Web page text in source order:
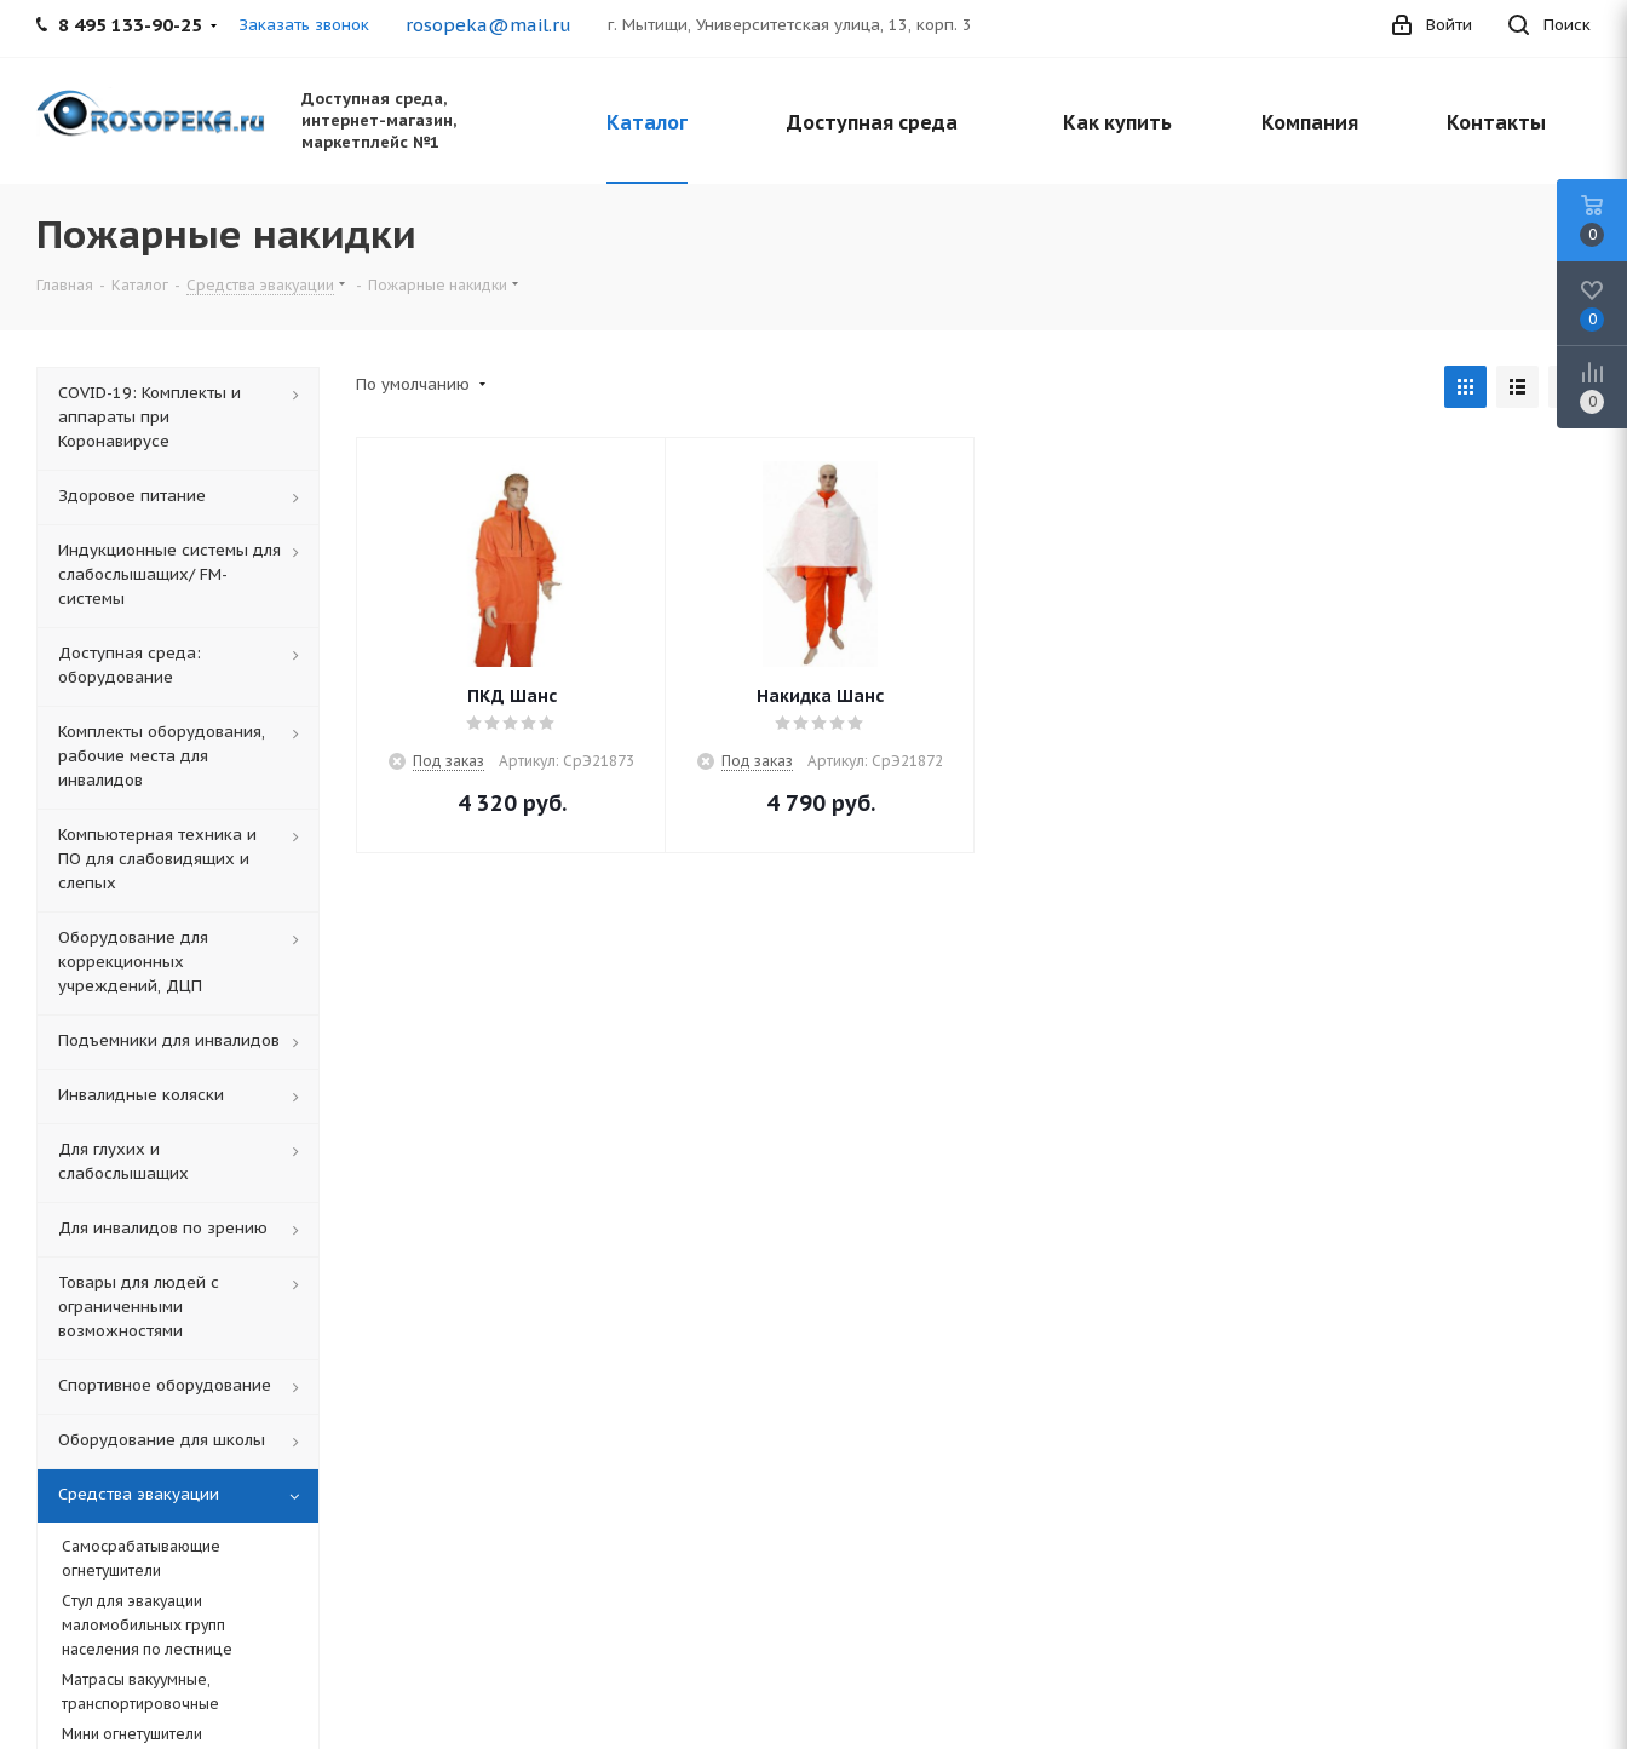
8 495 133-90-25 Заказать звонок rosopeka@mail.ru г. Мытищи, Университетская улица, 13, корп. 3 Поиск
Войти
Доступная среда,
интернет-магазин,
маркетплейс №1
Каталог Доступная среда Как купить Компания Контакты
Пожарные накидки
Главная - Каталог - Средства эвакуации - Пожарные накидки
По умолчанию
ПКД Шанс
Под заказ Артикул: СрЭ21873
4 320руб.
Накидка Шанс
Под заказ Артикул: СрЭ21872
4 790руб.
COVID-19: Комплекты и
аппараты при
Коронавирусе
Здоровое питание
Индукционные системы для
слабослышащих/ FM-
системы
Доступная среда:
оборудование
Комплекты оборудования,
рабочие места для
инвалидов
Компьютерная техника и
ПО для слабовидящих и
слепых
Оборудование для
коррекционных
учреждений, ДЦП
Подъемники для инвалидов
Инвалидные коляски
Для глухих и
слабослышащих
Для инвалидов по зрению
Товары для людей с
ограниченными
возможностями
Спортивное оборудование
Оборудование для школы
Средства эвакуации
Cамосрабатывающие
огнетушители
Cтул для эвакуации
маломобильных групп
населения по лестнице
Матраcы вакуумные,
транспортировочные
Мини огнетушители
0
0
0